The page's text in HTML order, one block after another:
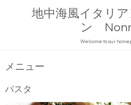
地中海風イタリ
ン
Welcome to our
メニュー
パスタ